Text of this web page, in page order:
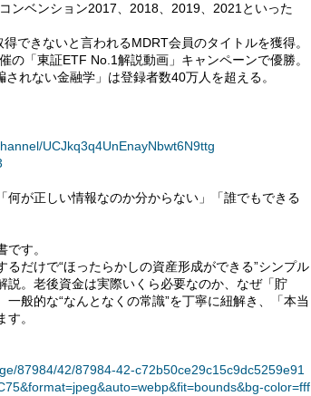
ンベンション2017、2018、2019、2021といった
できないと言われるMDRT会員のタイトルを獲得。
「東証ETF No.1解説動画」キャンペーンで優勝。
れない金融学」は登録者数40万人を超える。
UCJkq3q4UnEnayNbwt6N9ttg
何が正しい情報なのか分からない」「誰でもできる
す。
だけで“ほったらかしの資産形成ができる”シンプル
。老後資金は実際いくら必要なのか、なぜ「貯
般的な“なんとなくの常識”を丁寧に紐解き、「本当
。
87984/42/87984-42-c72b50ce29c15c9dc5259e91
color=fff